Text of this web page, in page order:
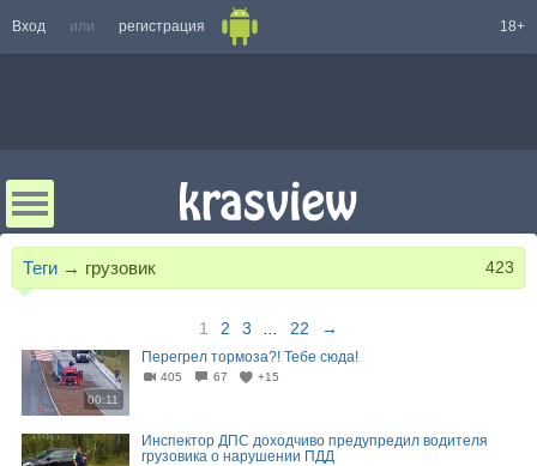
Вход или регистрация 18+
Теги → грузовик 423
1 2 3 22 →
00:11
Перегрел тормоза?! Тебе сюда!
405 67 +15
Инспектор ДПС доходчиво предупредил водителя
грузовика о нарушении ПДД